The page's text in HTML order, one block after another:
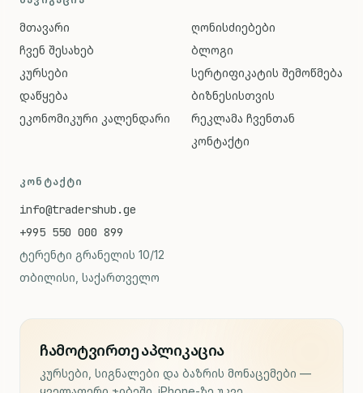
მთავარი
ჩვენ შესახებ
კურსები
დაწყება
ეკონომიკური კალენდარი
ღონისძიებები
ბლოგი
სერტიფიკატის შემოწმება
ბიზნესისთვის
რეკლამა ჩვენთან
კონტაქტი
ᲙᲝᲜᲢᲐᲥᲢᲘ
info@tradershub.ge
+995 550 000 899
ტერენტი გრანელის 10/12
თბილისი, საქართველო
ჩამოტვირთე აპლიკაცია
კურსები, სიგნალები და ბაზრის მონაცემები —